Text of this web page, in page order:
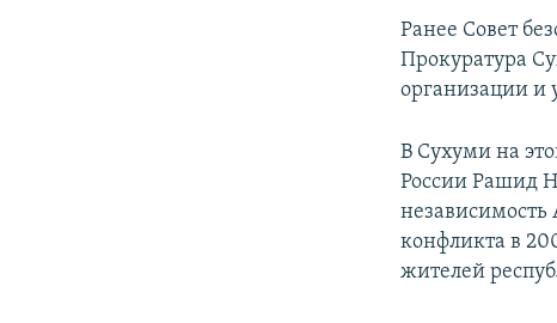
Ранее Совет
Прокуратура
организации и
В Сухуми на
России Рашид
независимость
конфликта в
жителей